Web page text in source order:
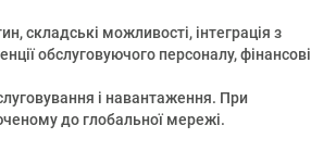
складські можливості, інтеграція з
обслуговуючого персоналу, фінансові
і навантаження. При
до глобальної мережі.